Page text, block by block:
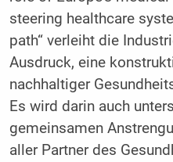
steering healthcare
path“ verleiht die
Ausdruck, eine
nachhaltiger
Es wird darin auch
gemeinsamen
aller Partner des